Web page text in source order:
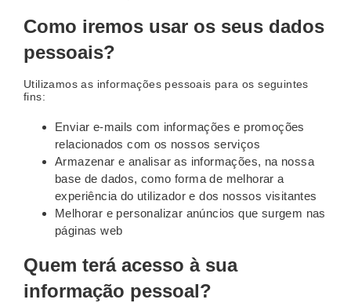
Como iremos usar os seus dados
pessoais?
Utilizamos as informações pessoais para os seguintes
fins:
Enviar e-mails com informações e promoções
relacionados com os nossos serviços
Armazenar e analisar as informações, na nossa
base de dados, como forma de melhorar a
experiência do utilizador e dos nossos visitantes
Melhorar e personalizar anúncios que surgem nas
páginas web
Quem terá acesso à sua
informação pessoal?